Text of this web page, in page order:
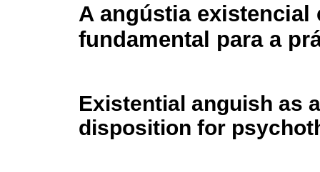
A angústia
fundamental para a
Existential anguish as
disposition for